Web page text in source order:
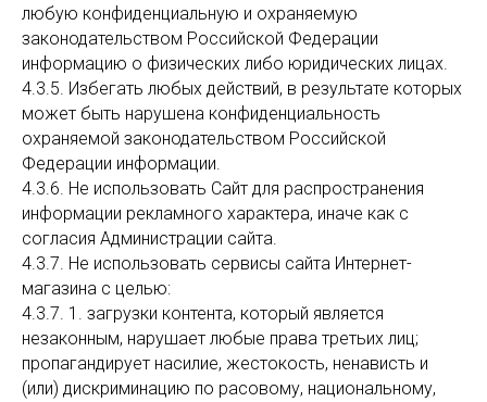
любую конфиденциальную и охраняемую
законодательством Российской Федерации
информацию о физических либо юридических лицах.
4.3.5. Избегать любых действий, в результате которых
может быть нарушена конфиденциальность
охраняемой законодательством Российской
Федерации информации.
4.3.6. Не использовать Сайт для распространения
информации рекламного характера, иначе как с
согласия Администрации сайта.
4.3.7. Не использовать сервисы сайта Интернет-
магазина с целью:
4.3.7. 1. загрузки контента, который является
незаконным, нарушает любые права третьих лиц;
пропагандирует насилие, жестокость, ненависть и
(или) дискриминацию по расовому, национальному,